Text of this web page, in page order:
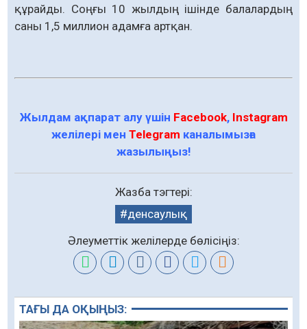
құрайды. Соңғы 10 жылдың ішінде балалардың
саны 1,5 миллион адамға артқан.
Жылдам ақпарат алу үшін Facebook, Instagram
желілері мен Telegram каналымызға
жазылыңыз!
Жазба тэгтері:
денсаулық
Әлеуметтік желілерде бөлісіңіз:
ТАҒЫ ДА ОҚЫҢЫЗ: